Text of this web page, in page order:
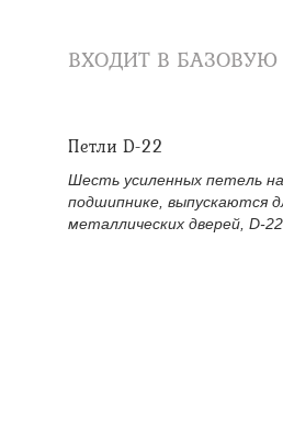
ВХОДИТ В
Петли D-22
Шесть усиленных петель
подшипнике, выпускаются
металлических дверей, D-22.